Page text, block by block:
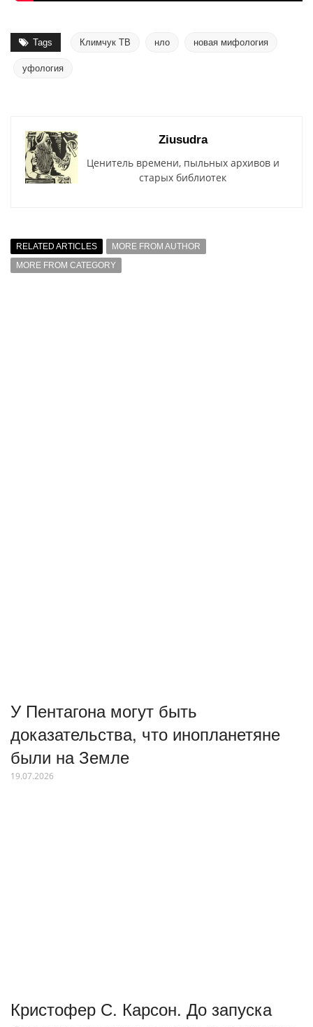
Tags Климчук ТВ нло новая мифология
уфология
Ziusudra
Ценитель времени, пыльных архивов и
старых библиотек
RELATED ARTICLES
MORE FROM AUTHOR
MORE FROM CATEGORY
У Пентагона могут быть
доказательства, что инопланетяне
были на Земле
19.07.2026
Кристофер С. Карсон. До запуска